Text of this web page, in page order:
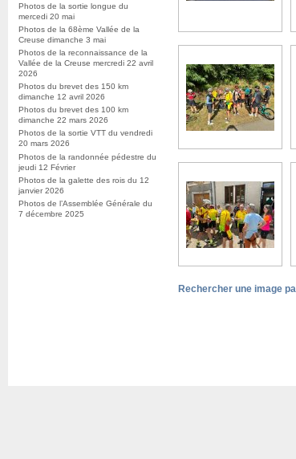
Photos de la sortie longue du
mercedi 20 mai
Photos de la 68ème Vallée de la
Creuse dimanche 3 mai
Photos de la reconnaissance de la
Vallée de la Creuse mercredi 22 avril
2026
Photos du brevet des 150 km
dimanche 12 avril 2026
Photos du brevet des 100 km
dimanche 22 mars 2026
Photos de la sortie VTT du vendredi
20 mars 2026
Photos de la randonnée pédestre du
jeudi 12 Février
Photos de la galette des rois du 12
janvier 2026
Photos de l’Assemblée Générale du
7 décembre 2025
Rechercher une image